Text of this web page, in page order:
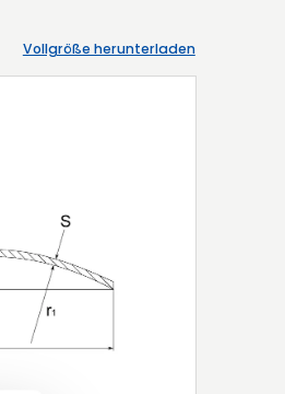
Vollgröße herunterladen